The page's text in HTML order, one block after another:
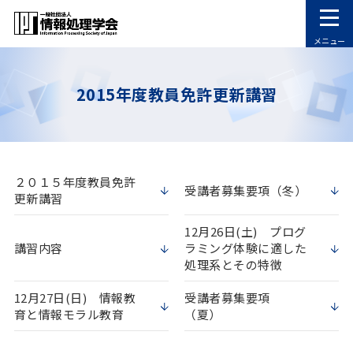
メニュー
2015年度教員免許更新講習
２０１５年度教員免許
更新講習
受講者募集要項（冬）
講習内容
12月26日(土) プログ
ラミング体験に適した
処理系とその特徴
12月27日(日) 情報教
育と情報モラル教育
受講者募集要項
（夏）